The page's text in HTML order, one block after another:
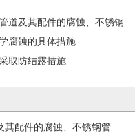
道及其配件的腐蚀、不锈钢
腐蚀的具体措施
取防结露措施
其配件的腐蚀、不锈钢管